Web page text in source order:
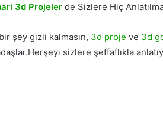
3d Projeler de Sizlere Hiç
şey gizli kalmasın, 3d proje ve 3d
sizlere şeffaflıkla